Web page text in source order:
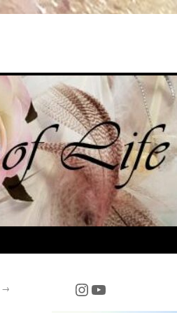
→ Instagram YouTube